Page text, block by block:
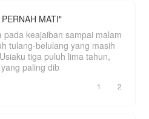
MATI"
keajaiban sampai malam
tulang-belulang yang masih
paling dib
1 2